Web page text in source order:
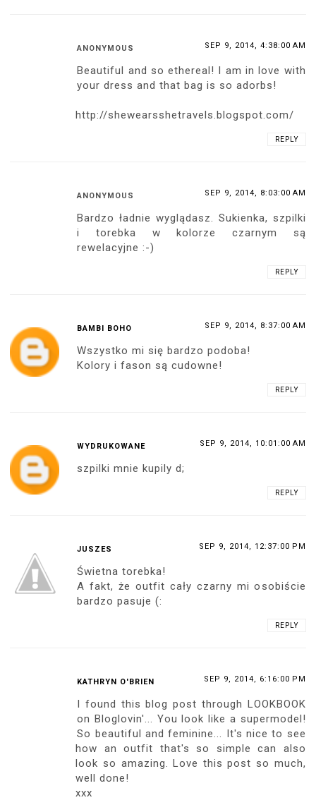
ANONYMOUS SEP 9, 2014, 4:38:00 AM
Beautiful and so ethereal! I am in love with
your dress and that bag is so adorbs!
http://shewearsshetravels.blogspot.com/
REPLY
ANONYMOUS SEP 9, 2014, 8:03:00 AM
Bardzo ładnie wyglądasz. Sukienka, szpilki
i torebka w kolorze czarnym są
rewelacyjne :-)
REPLY
BAMBI BOHO SEP 9, 2014, 8:37:00 AM
Wszystko mi się bardzo podoba!
Kolory i fason są cudowne!
REPLY
WYDRUKOWANE SEP 9, 2014, 10:01:00 AM
szpilki mnie kupily d;
REPLY
JUSZES SEP 9, 2014, 12:37:00 PM
Świetna torebka!
A fakt, że outfit cały czarny mi osobiście
bardzo pasuje (:
REPLY
KATHRYN O'BRIEN SEP 9, 2014, 6:16:00 PM
I found this blog post through LOOKBOOK
on Bloglovin'... You look like a supermodel!
So beautiful and feminine... It's nice to see
how an outfit that's so simple can also
look so amazing. Love this post so much,
well done!
xxx